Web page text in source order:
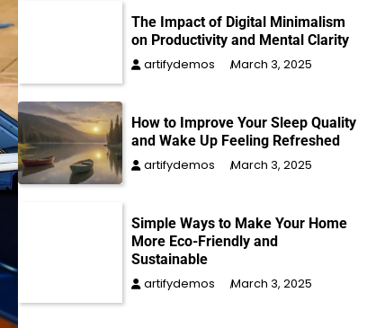
The Impact of Digital Minimalism
on Productivity and Mental Clarity
artifydemos March 3, 2025
How to Improve Your Sleep Quality
and Wake Up Feeling Refreshed
artifydemos March 3, 2025
Simple Ways to Make Your Home
More Eco-Friendly and
Sustainable
artifydemos March 3, 2025